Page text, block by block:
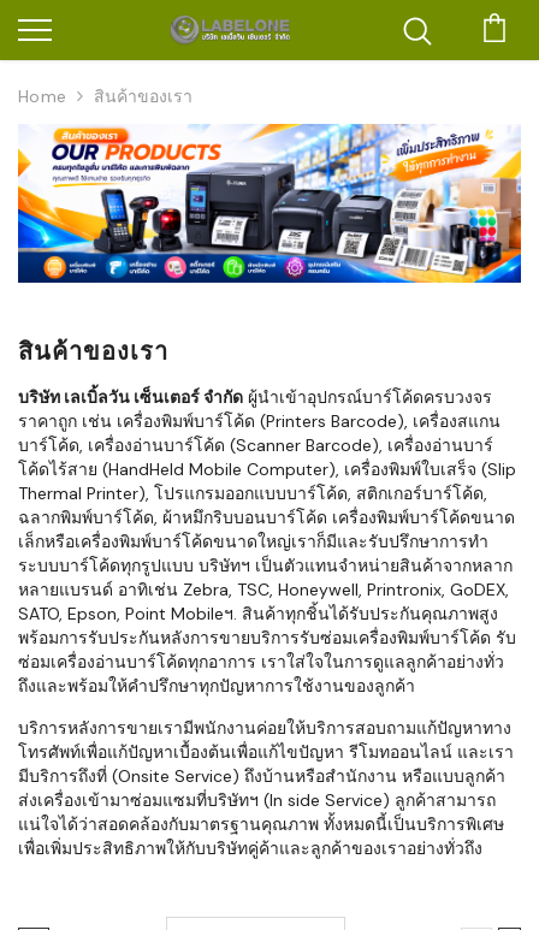
Home สินค้าของเรา
สินค้าของเรา
บริษัท เลเบิ้ลวัน เซ็นเตอร์ จำกัด ผู้นำเข้าอุปกรณ์บาร์โค้ดครบวงจร
ราคาถูก เช่น เครื่องพิมพ์บาร์โค้ด (Printers Barcode), เครื่องสแกน
บาร์โค้ด, เครื่องอ่านบาร์โค้ด (Scanner Barcode), เครื่องอ่านบาร์
โค้ดไร้สาย (HandHeld Mobile Computer), เครื่องพิมพ์ใบเสร็จ (Slip
Thermal Printer), โปรแกรมออกแบบบาร์โค้ด, สติกเกอร์บาร์โค้ด,
ฉลากพิมพ์บาร์โค้ด, ผ้าหมึกริบบอนบาร์โค้ด เครื่องพิมพ์บาร์โค้ดขนาด
เล็กหรือเครื่องพิมพ์บาร์โค้ดขนาดใหญ่เราก็มีและรับปรึกษาการทำ
ระบบบาร์โค้ดทุกรูปแบบ บริษัทฯ เป็นตัวแทนจำหน่ายสินค้าจากหลาก
หลายแบรนด์ อาทิเช่น Zebra, TSC, Honeywell, Printronix, GoDEX,
SATO, Epson, Point Mobileฯ. สินค้าทุกชิ้นได้รับประกันคุณภาพสูง
พร้อมการรับประกันหลังการขายบริการรับซ่อมเครื่องพิมพ์บาร์โค้ด รับ
ซ่อมเครื่องอ่านบาร์โค้ดทุกอาการ เราใส่ใจในการดูแลลูกค้าอย่างทั่ว
ถึงและพร้อมให้คำปรึกษาทุกปัญหาการใช้งานของลูกค้า
บริการหลังการขายเรามีพนักงานค่อยให้บริการสอบถามแก้ปัญหาทาง
โทรศัพท์เพื่อแก้ปัญหาเบื้องต้นเพื่อแก้ไขปัญหา รีโมทออนไลน์ และเรา
มีบริการถึงที่ (Onsite Service) ถึงบ้านหรือสำนักงาน หรือแบบลูกค้า
ส่งเครื่องเข้ามาซ่อมแซมที่บริษัทฯ (In side Service) ลูกค้าสามารถ
แน่ใจได้ว่าสอดคล้องกับมาตรฐานคุณภาพ ทั้งหมดนี้เป็นบริการพิเศษ
เพื่อเพิ่มประสิทธิภาพให้กับบริษัทคู่ค้าและลูกค้าของเราอย่างทั่วถึง